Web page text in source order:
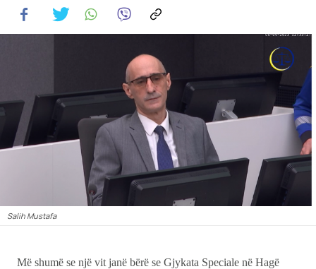
Kulturë
Ekonomi
Teknologji
Salih Mustafa
Më shumë se një vit janë bërë se Gjykata Speciale në Hagë